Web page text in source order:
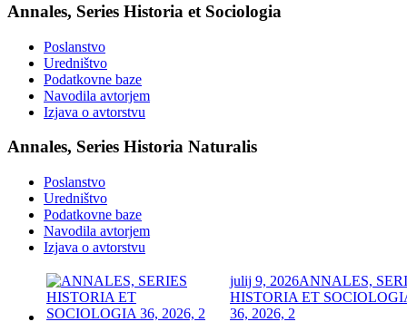
Annales, Series Historia et Sociologia
Poslanstvo
Uredništvo
Podatkovne baze
Navodila avtorjem
Izjava o avtorstvu
Annales, Series Historia Naturalis
Poslanstvo
Uredništvo
Podatkovne baze
Navodila avtorjem
Izjava o avtorstvu
julij 9, 2026ANNALES,
HISTORIA ET
36, 2026, 2